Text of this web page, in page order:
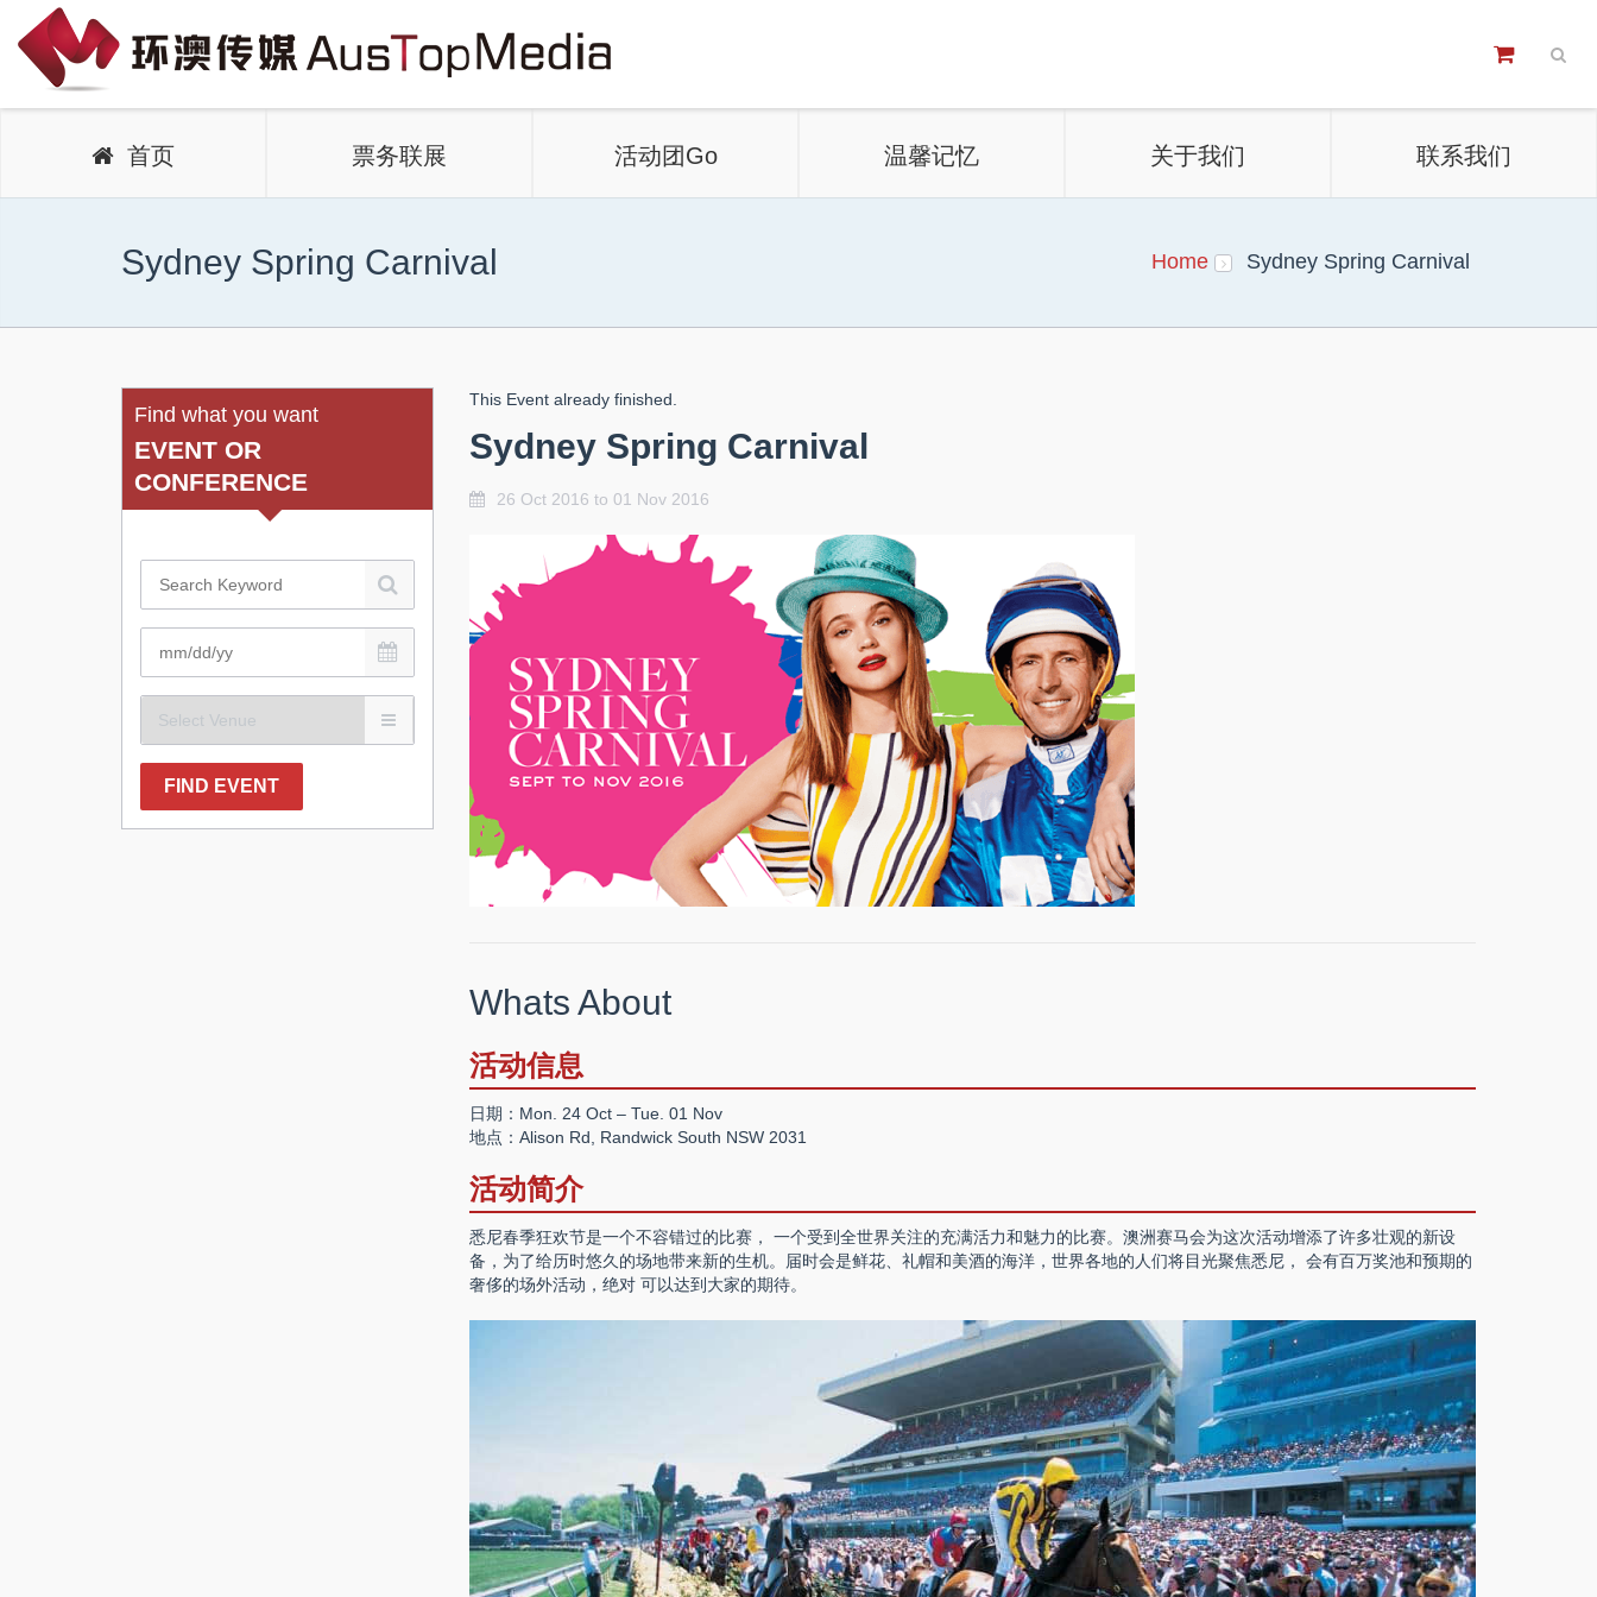
首页 票务联展 活动团Go 温馨记忆 关于我们 联系我们
Sydney Spring Carnival Home Sydney Spring Carnival
Find what you want
EVENT OR
CONFERENCE
FIND EVENT
This Event already finished.
Sydney Spring Carnival
26 Oct 2016 to 01 Nov 2016
Whats About
活动信息
日期：Mon. 24 Oct – Tue. 01 Nov
地点：Alison Rd, Randwick South NSW 2031
活动简介
悉尼春季狂欢节是一个不容错过的比赛， 一个受到全世界关注的充满活力和魅力的比赛。澳洲赛马会为这次活动增添了许多壮观的新设
备，为了给历时悠久的场地带来新的生机。届时会是鲜花、礼帽和美酒的海洋，世界各地的人们将目光聚焦悉尼， 会有百万奖池和预期的
奢侈的场外活动，绝对 可以达到大家的期待。